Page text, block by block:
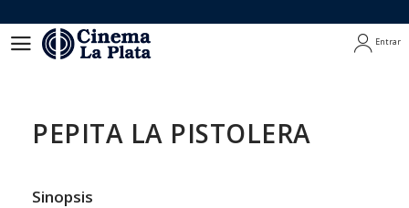
Entrar
PEPITA LA PISTOLERA
Sinopsis